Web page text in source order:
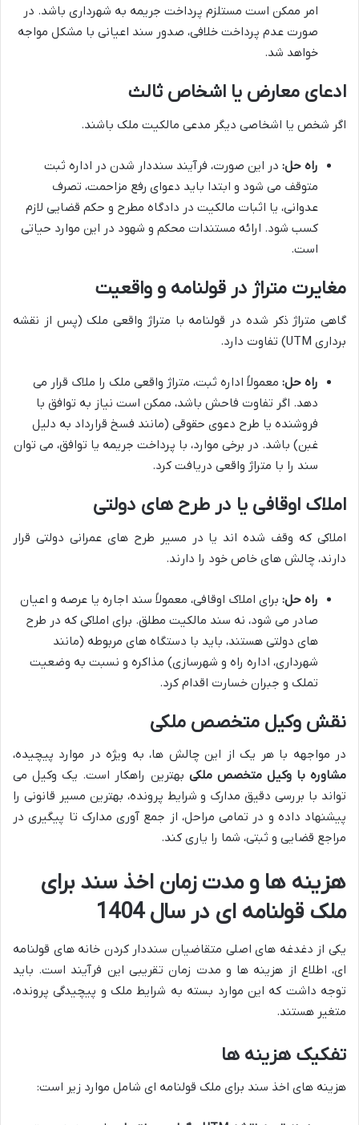
امر ممکن است مستلزم پرداخت جریمه به شهرداری باشد. در
صورت عدم پرداخت خلافی، صدور سند اعیانی با مشکل مواجه
خواهد شد.
ادعای معارض یا اشخاص ثالث
اگر شخص یا اشخاصی دیگر مدعی مالکیت ملک باشند.
راه حل: در این صورت، فرآیند سنددار شدن در اداره ثبت
متوقف می شود و ابتدا باید دعوای رفع مزاحمت، تصرف
عدوانی، یا اثبات مالکیت در دادگاه مطرح و حکم قضایی لازم
کسب شود. ارائه مستندات محکم و شهود در این موارد حیاتی
است.
مغایرت متراژ در قولنامه و واقعیت
گاهی متراژ ذکر شده در قولنامه با متراژ واقعی ملک (پس از نقشه
برداری UTM) تفاوت دارد.
راه حل: معمولاً اداره ثبت، متراژ واقعی ملک را ملاک قرار می
دهد. اگر تفاوت فاحش باشد، ممکن است نیاز به توافق با
فروشنده یا طرح دعوی حقوقی (مانند فسخ قرارداد به دلیل
غبن) باشد. در برخی موارد، با پرداخت جریمه یا توافق، می توان
سند را با متراژ واقعی دریافت کرد.
املاک اوقافی یا در طرح های دولتی
املاکی که وقف شده اند یا در مسیر طرح های عمرانی دولتی قرار
دارند، چالش های خاص خود را دارند.
راه حل: برای املاک اوقافی، معمولاً سند اجاره یا عرصه و اعیان
صادر می شود، نه سند مالکیت مطلق. برای املاکی که در طرح
های دولتی هستند، باید با دستگاه های مربوطه (مانند
شهرداری، اداره راه و شهرسازی) مذاکره و نسبت به وضعیت
تملک و جبران خسارت اقدام کرد.
نقش وکیل متخصص ملکی
در مواجهه با هر یک از این چالش ها، به ویژه در موارد پیچیده،
مشاوره با وکیل متخصص ملکی بهترین راهکار است. یک وکیل می
تواند با بررسی دقیق مدارک و شرایط پرونده، بهترین مسیر قانونی را
پیشنهاد داده و در تمامی مراحل، از جمع آوری مدارک تا پیگیری در
مراجع قضایی و ثبتی، شما را یاری کند.
هزینه ها و مدت زمان اخذ سند برای
ملک قولنامه ای در سال 1404
یکی از دغدغه های اصلی متقاضیان سنددار کردن خانه های قولنامه
ای، اطلاع از هزینه ها و مدت زمان تقریبی این فرآیند است. باید
توجه داشت که این موارد بسته به شرایط ملک و پیچیدگی پرونده،
متغیر هستند.
تفکیک هزینه ها
هزینه های اخذ سند برای ملک قولنامه ای شامل موارد زیر است: